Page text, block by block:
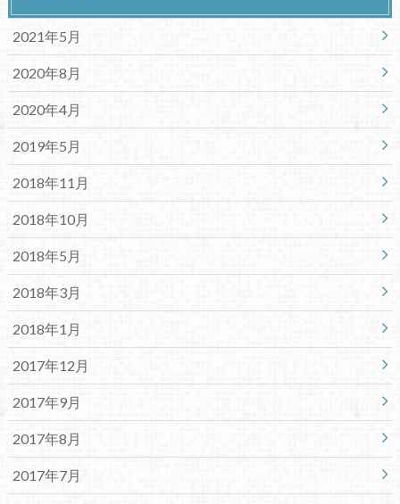
2021年5月
2020年8月
2020年4月
2019年5月
2018年11月
2018年10月
2018年5月
2018年3月
2018年1月
2017年12月
2017年9月
2017年8月
2017年7月